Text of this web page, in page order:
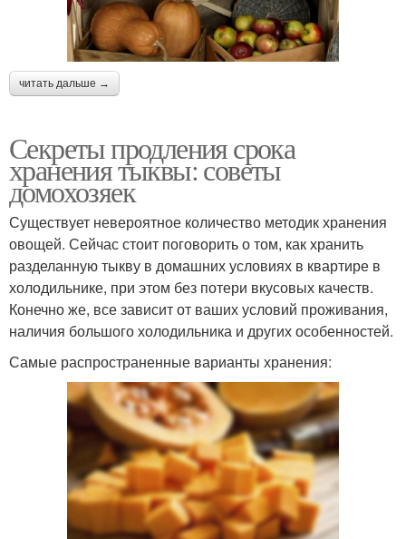
читать дальше →
Секреты продления срока
хранения тыквы: советы
домохозяек
Существует невероятное количество методик хранения
овощей. Сейчас стоит поговорить о том, как хранить
разделанную тыкву в домашних условиях в квартире в
холодильнике, при этом без потери вкусовых качеств.
Конечно же, все зависит от ваших условий проживания,
наличия большого холодильника и других особенностей.
Самые распространенные варианты хранения: